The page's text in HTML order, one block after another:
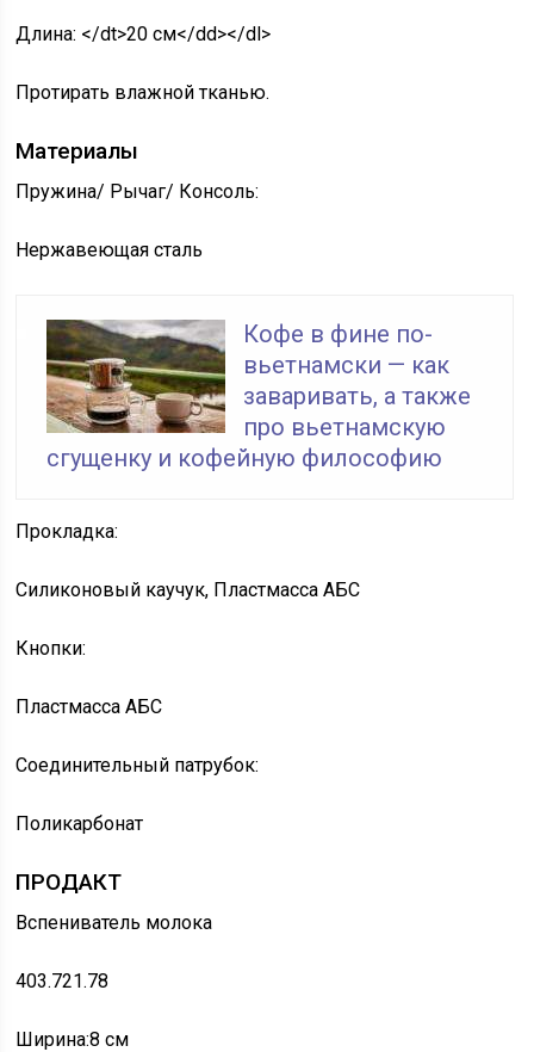
Длина: </dt>20 см</dd></dl>
Протирать влажной тканью.
Материалы
Пружина/ Рычаг/ Консоль:
Нержавеющая сталь
Кофе в фине по-
вьетнамски — как
заваривать, а также
про вьетнамскую
сгущенку и кофейную философию
Прокладка:
Силиконовый каучук, Пластмасса АБС
Кнопки:
Пластмасса АБС
Соединительный патрубок:
Поликарбонат
ПРОДАКТ
Вспениватель молока
403.721.78
Ширина:8 см